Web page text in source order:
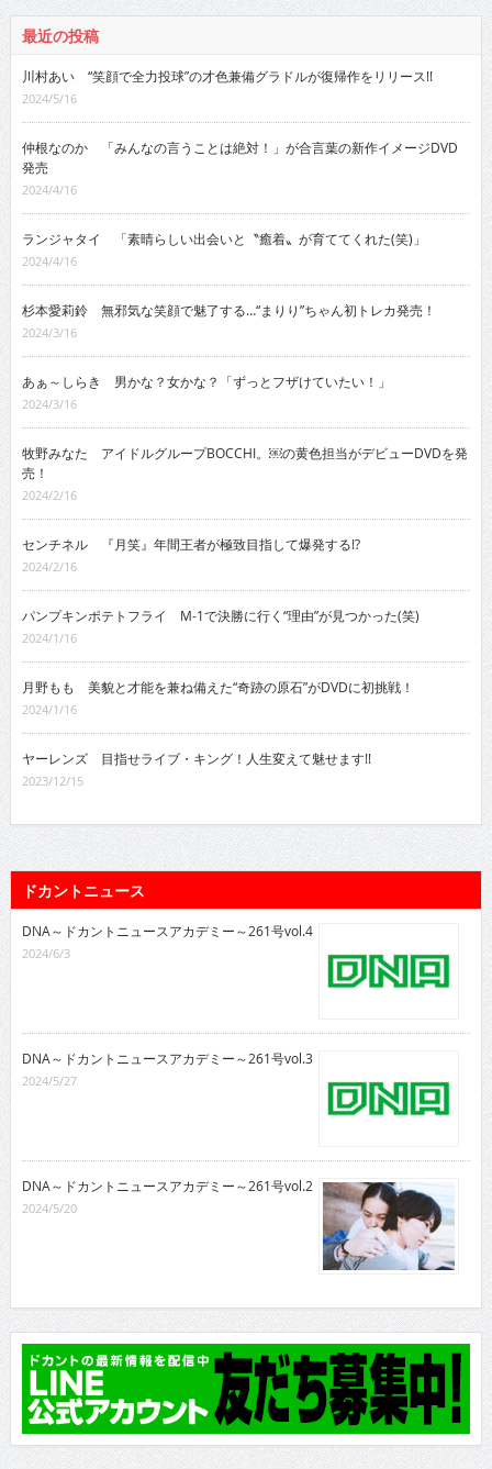
最近の投稿
川村あい “笑顔で全力投球”の才色兼備グラドルが復帰作をリリース!!
2024/5/16
仲根なのか 「みんなの言うことは絶対！」が合言葉の新作イメージDVD
発売
2024/4/16
ランジャタイ 「素晴らしい出会いと〝癒着〟が育ててくれた(笑)」
2024/4/16
杉本愛莉鈴 無邪気な笑顔で魅了する…“まりり”ちゃん初トレカ発売！
2024/3/16
あぁ～しらき 男かな？女かな？「ずっとフザけていたい！」
2024/3/16
牧野みなた アイドルグループBOCCHI。￼の黄色担当がデビューDVDを発
売！
2024/2/16
センチネル 『月笑』年間王者が極致目指して爆発する!?
2024/2/16
パンプキンポテトフライ M-1で決勝に行く“理由”が見つかった(笑)
2024/1/16
月野もも 美貌と才能を兼ね備えた“奇跡の原石”がDVDに初挑戦！
2024/1/16
ヤーレンズ 目指せライブ・キング！人生変えて魅せます!!
2023/12/15
ドカントニュース
DNA～ドカントニュースアカデミー～261号vol.4
2024/6/3
DNA～ドカントニュースアカデミー～261号vol.3
2024/5/27
DNA～ドカントニュースアカデミー～261号vol.2
2024/5/20